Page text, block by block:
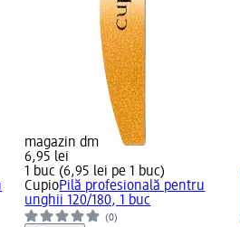
magazin dm
6,95 lei
1 buc (6,95 lei pe 1 buc)
CupioPilă profesională pentru
unghii 120/180, 1 buc
(0)